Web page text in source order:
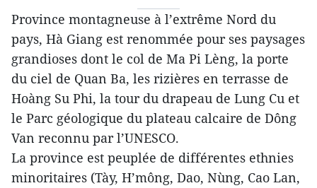
Province montagneuse à l’extrême Nord du
pays, Hà Giang est renommée pour ses paysages
grandioses dont le col de Ma Pi Lèng, la porte
du ciel de Quan Ba, les rizières en terrasse de
Hoàng Su Phi, la tour du drapeau de Lung Cu et
le Parc géologique du plateau calcaire de Dông
Van reconnu par l’UNESCO.
La province est peuplée de différentes ethnies
minoritaires (Tày, H’mông, Dao, Nùng, Cao Lan,